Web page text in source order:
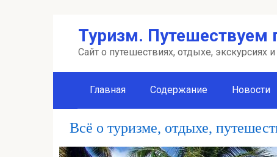
Туризм. Путешествуем
Сайт о путешествиях, отдыхе, экскурсиях
Главная Содержание Новости
Всё о туризме, отдыхе,